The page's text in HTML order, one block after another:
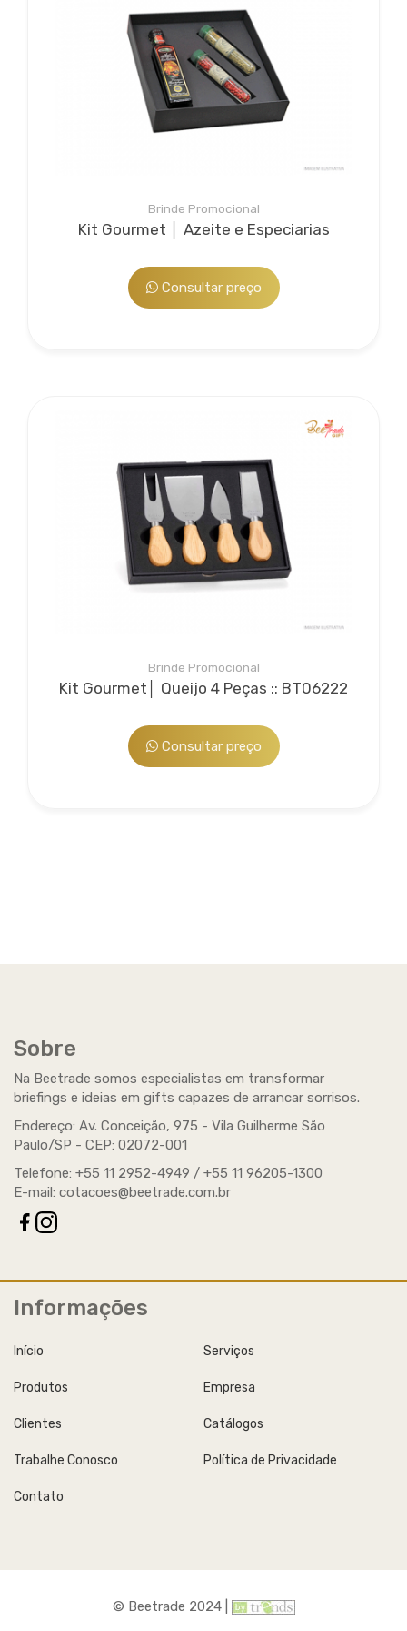
Entre em contato, informe o seu CNPJ
Atendimento somente para Empresas
Serviço agregado opcional para embalar, aplicar
detalhes e deixar o brinde ou kit de sua empresa único...
Serviço agregado opcional. A partir da experiência vivida
por suas sócias em gestão e planejamento de
marketing, a Beetrade Gifts desenvolve embalagens
para valorizar seu brinde...
Bee Personalização
Beetrade Marketing Promocional e
Eventos
Serviço agregado opcional: A Beetrade possui expertise
para atender seus clientes também no que se refere ao
Marketing Promocional...
Brinde Promocional
Kit Gourmet │ Azeite e Especiarias
Consultar preço
Brinde Promocional
Kit Gourmet│ Queijo 4 Peças :: BT06222
Consultar preço
Sobre
Na Beetrade somos especialistas em transformar
briefings e ideias em gifts capazes de arrancar sorrisos.
Endereço: Av. Conceição, 975 - Vila Guilherme São
Paulo/SP - CEP: 02072-001
Telefone: +55 11 2952-4949 / +55 11 96205-1300
E-mail: cotacoes@beetrade.com.br
Informações
Início Serviços
Produtos Empresa
Clientes Catálogos
Trabalhe Conosco Política de Privacidade
Contato
© Beetrade 2024 |